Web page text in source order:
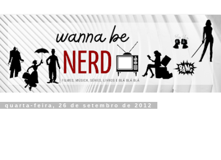
quarta-feira, 26 de setembro de 2012